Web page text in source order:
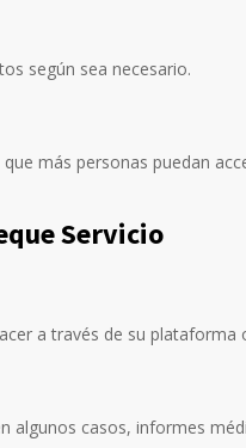
según sea necesario.
más personas puedan
Servicio
a través de su
casos, informes